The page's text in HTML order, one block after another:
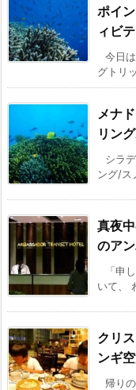
ポイ
ィビ
今日
グトリ
メナ
リン
シラ
ング/ス
真夜
のア
「申
いて、
クリ
ンギ
帰り